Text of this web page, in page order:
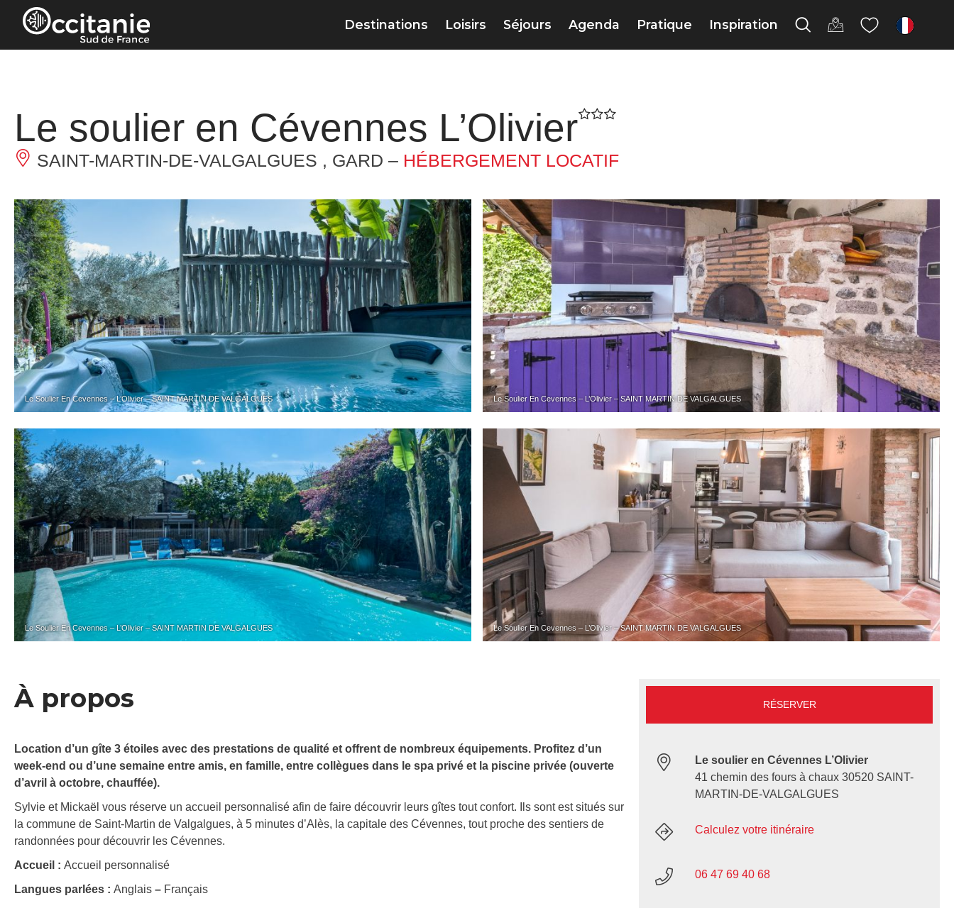
Panneau de gestion des cookies
Destinations Loisirs Séjours Agenda Pratique Inspiration fr
Le soulier en Cévennes L’Olivier
SAINT-MARTIN-DE-VALGALGUES , GARD – HÉBERGEMENT LOCATIF
Le Soulier En Cevennes – L’Olivier – SAINT MARTIN DE VALGALGUES Le Soulier En Cevennes – L’Olivier – SAINT MARTIN DE VALGALGUES
Le Soulier En Cevennes – L’Olivier – SAINT MARTIN DE VALGALGUES Le Soulier En Cevennes – L’Olivier – SAINT MARTIN DE VALGALGUES
À propos
Location d’un gîte 3 étoiles avec des prestations de qualité et offrent de nombreux équipements. Profitez d’un
week-end ou d’une semaine entre amis, en famille, entre collègues dans le spa privé et la piscine privée (ouverte
d’avril à octobre, chauffée).
Sylvie et Mickaël vous réserve un accueil personnalisé afin de faire découvrir leurs gîtes tout confort. Ils sont est situés sur
la commune de Saint-Martin de Valgalgues, à 5 minutes d’Alès, la capitale des Cévennes, tout proche des sentiers de
randonnées pour découvrir les Cévennes.
Accueil : Accueil personnalisé
Langues parlées : Anglais – Français
RÉSERVER
Le soulier en Cévennes L’Olivier
41 chemin des fours à chaux 30520 SAINT-
MARTIN-DE-VALGALGUES
Calculez votre itinéraire
06 47 69 40 68